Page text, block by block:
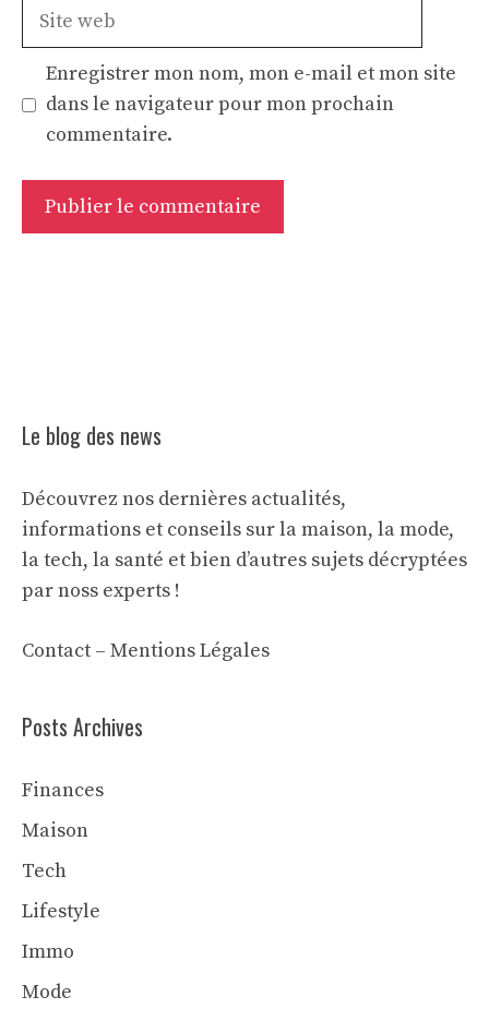
Site
Enregistrer mon nom, mon e-mail et mon site
dans le navigateur pour mon prochain
commentaire.
Le blog des news
Découvrez nos dernières actualités,
informations et conseils sur la maison, la mode,
la tech, la santé et bien d’autres sujets décryptées
par noss experts !
Contact – Mentions Légales
Posts Archives
Finances
Maison
Tech
Lifestyle
Immo
Mode